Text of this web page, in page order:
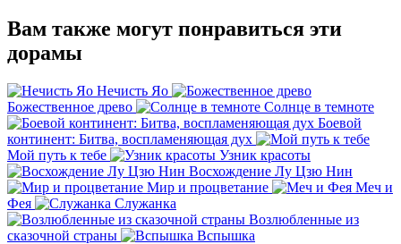
Вам также могут понравиться эти
дорамы
Нечисть Яо
Божественное древо
Солнце в темноте
Боевой
континент: Битва, воспламеняющая дух
Мой путь к тебе
Узник красоты
Восхождение Лу Цзю Нин
Мир и процветание
Меч и
Фея
Служанка
Возлюбленные из
сказочной страны
Вспышка